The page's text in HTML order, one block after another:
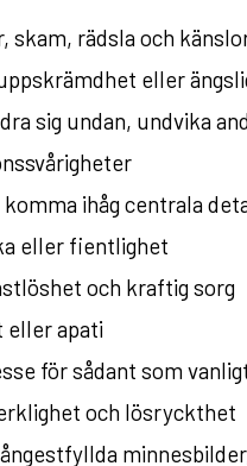
skam, rädsla och
eller
sig undan, undvika
ihåg centrala
eller fientlighet
och kraftig sorg
eller apati
för sådant som
och lösryckthet